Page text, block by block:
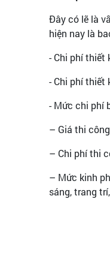
Đây có lẽ là
hiện nay là
- Chi phí thiết
- Chi phí thiết
- Mức chi phí
– Giá thi
– Chi phí thi
– Mức kinh
sáng, trang